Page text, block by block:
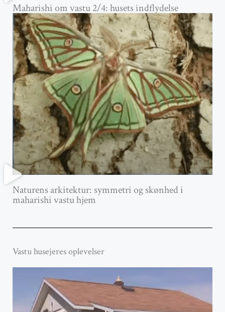
Maharishi om vastu 2/4: husets indflydelse
Naturens arkitektur: symmetri og skønhed i
maharishi vastu hjem
Vastu husejeres oplevelser